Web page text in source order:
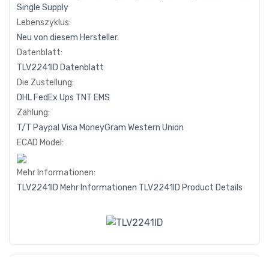
Single Supply
Lebenszyklus:
Neu von diesem Hersteller.
Datenblatt:
TLV2241ID Datenblatt
Die Zustellung:
DHL FedEx Ups TNT EMS
Zahlung:
T/T Paypal Visa MoneyGram Western Union
ECAD Model:
Mehr Informationen:
TLV2241ID Mehr Informationen TLV2241ID Product Details